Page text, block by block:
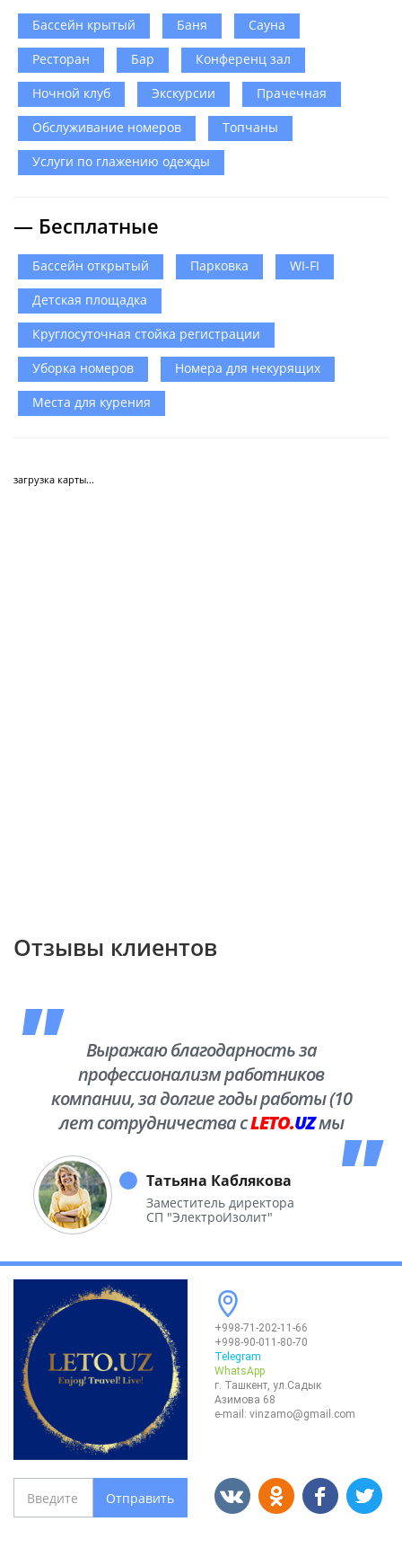
Бассейн крытый Баня
Сауна
Ресторан
Бар
Конференц зал
Ночной клуб
Экскурсии
Прачечная
Обслуживание номеров
Топчаны
Услуги по глажению одежды
— Бесплатные
Бассейн открытый Парковка
WI-FI
Детская площадка
Круглосуточная стойка регистрации
Уборка номеров
Номера для некурящих
Места для курения
загрузка карты...
Отзывы клиентов
Выражаю благодарность за
профессионализм работников
компании, за долгие годы работы (10
лет сотрудничества сLETO.UZмы
необъятной Родины.
Татьяна Каблякова
Заместитель директора
СП "ЭлектроИзолит"
+998-71-202-11-66
+998-90-011-80-70
Telegram
WhatsApp
г. Ташкент, ул.Садык
Азимова 68
e-mail: vinzamo@gmail.com
Отправить